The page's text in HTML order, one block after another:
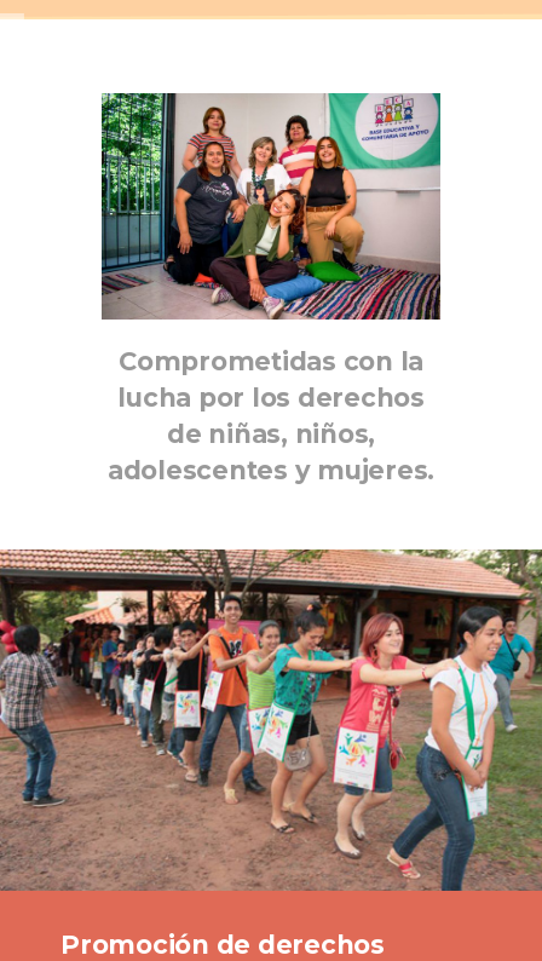
Comprometidas con la
lucha por los derechos
de niñas, niños,
adolescentes y mujeres.
Promoción de derechos